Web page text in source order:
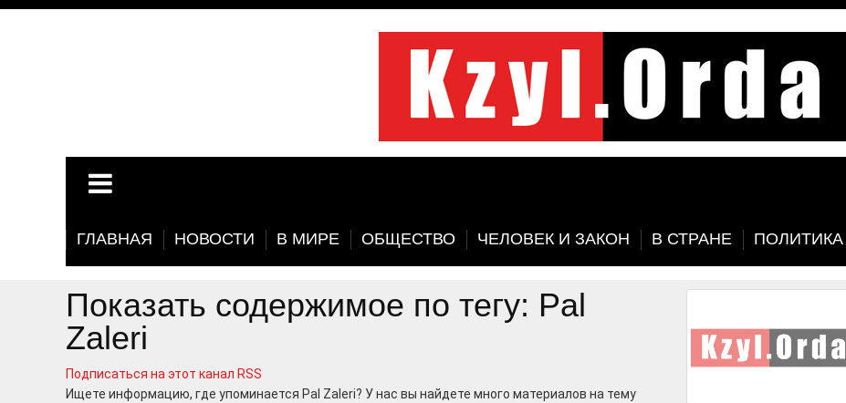
ГЛАВНАЯ НОВОСТИ В МИРЕ ОБЩЕСТВО ЧЕЛОВЕК И ЗАКОН В СТРАНЕ ПОЛИТИКА
Показать содержимое по тегу: Pal
Zaleri
Подписаться на этот канал RSS
Ищете информацию, где упоминается Pal Zaleri? У нас вы найдете много материалов на тему